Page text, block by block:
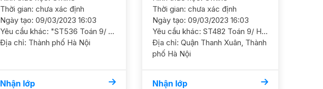
Thời gian: chưa xác định
Ngày tạo: 09/03/2023 16:03
Yêu cầu khác: "ST536 Toán 9/ HS nữ/ HL TB Khá Mục tiêu thi Kim Liên, phong độ học ko ổn định, cần GS hỗ trợ ôn luyện chắc cơ bản và ôn thi cấp 3, kèm hỗ trợ thêm. HS vẫn học thêm với thầy cô giáo ở trường ĐC Phạm Ngọc Thạch. Đống Đa GS nam nữ ok. HP 180 - 200k/b/2h
Địa chỉ: Thành phố Hà Nội
Nhận lớp
Thời gian: chưa xác định
Ngày tạo: 09/03/2023 16:03
Yêu cầu khác: ST482 Toán 9/ HS nam/ HL Khá Mục tiêu học chắc cơ bản, ôn luyện nâng cao đảm bảo điểm số trên lớp 8,9 và ôn luyện đề thi vào 10 GS nam. ĐC Trung Hòa, Nhân Chính HP 200 - 220k/b/2h
Địa chỉ: Quận Thanh Xuân, Thành
phố Hà Nội
Nhận lớp